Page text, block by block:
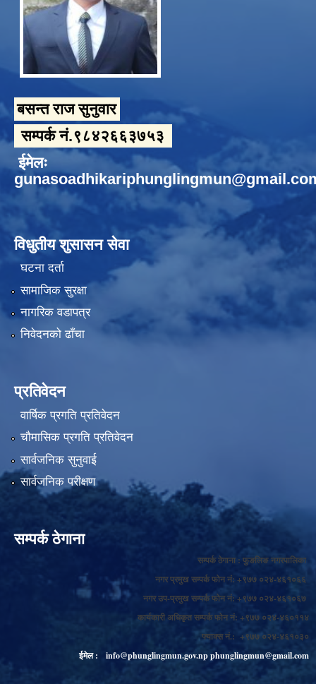
बसन्त राज सुनुवार
सम्पर्क नं.९८४२६६३७५३
ईमेलः
विधुतीय शुसासन सेवा
घटना दर्ता
सामाजिक सुरक्षा
नागरिक वडापत्र
निवेदनको ढाँचा
प्रतिवेदन
वार्षिक प्रगति प्रतिवेदन
चौमासिक प्रगति प्रतिवेदन
सार्वजनिक सुनुवाई
सार्वजनिक परीक्षण
सम्पर्क ठेगाना
सम्पर्क ठेगाना : फुङलिङ नगरपालिका
नगर प्रमुख सम्पर्क फोन नं: +९७७ ०२४-४६१०६६
नगर उप-प्रमुख सम्पर्क फोन नं: +९७७ ०२४-४६१०६७
कार्यकारी अधिकृत सम्पर्क फोन नं: +९७७ ०२४-४६०११४
फ्याक्स नं.: +९७७ ०२४-४६१०३०
ईमेल :
info@phunglingmun.gov.npphunglingmun@gmail.com